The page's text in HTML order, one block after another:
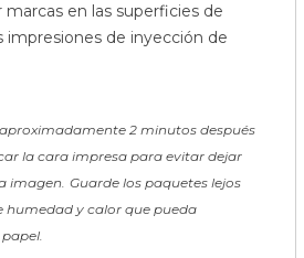
en las superficies de
impresiones de inyección de
2 minutos después
la cara impresa para evitar dejar
imagen. Guarde los paquetes lejos
humedad y calor que pueda